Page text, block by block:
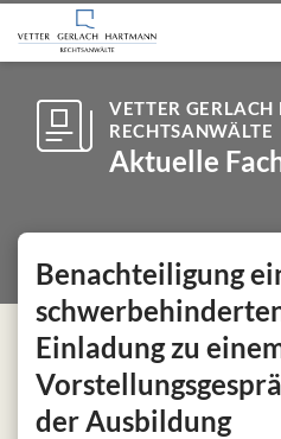
VETTER
RECHTSANWÄLTE
Aktuelle
Benachteiligung
Einladung zu
der Ausbildung